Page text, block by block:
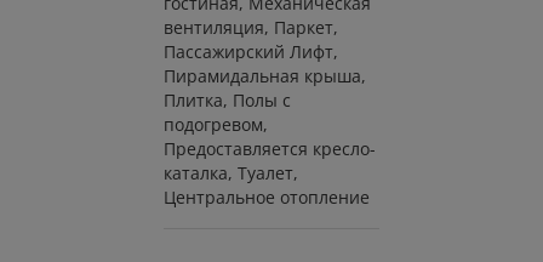
вентиляция Паркет
Пассажирский Лифт
Пирамидальная крышa
Плитка Полы с
подогревом
Предоставляется кресло-
каталка Туалет
Центральное отопление